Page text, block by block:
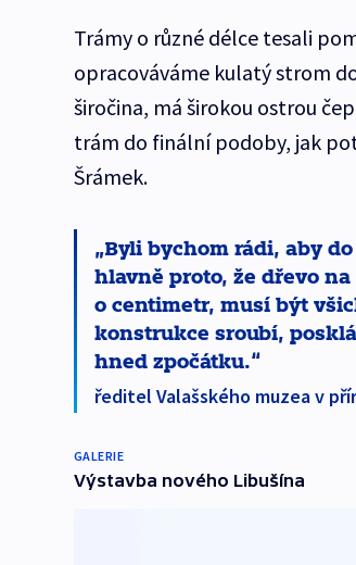
Trámy o různé délce tesali
opracováváme kulatý strom
širočina, má širokou ostrou
trám do finální podoby, jak
Šrámek.
Byli bychom rádi, aby
hlavně proto, že dřevo
o centimetr, musí být
konstrukce sroubí,
hned zpočátku.
ředitel Valašského muzea v
GALERIE
Výstavba nového Libušína